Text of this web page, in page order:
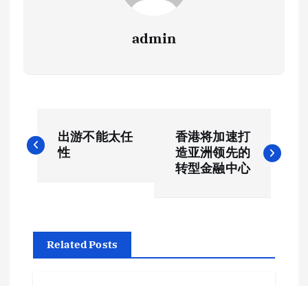
admin
章
航
出游不能太任
性
香港将加速打
造亚洲领先的
转型金融中心
Related Posts